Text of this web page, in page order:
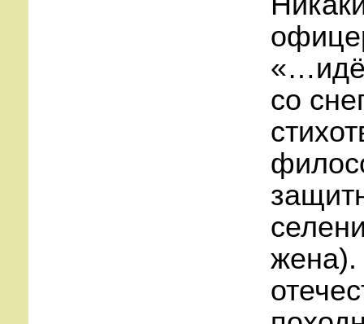
со
жена).